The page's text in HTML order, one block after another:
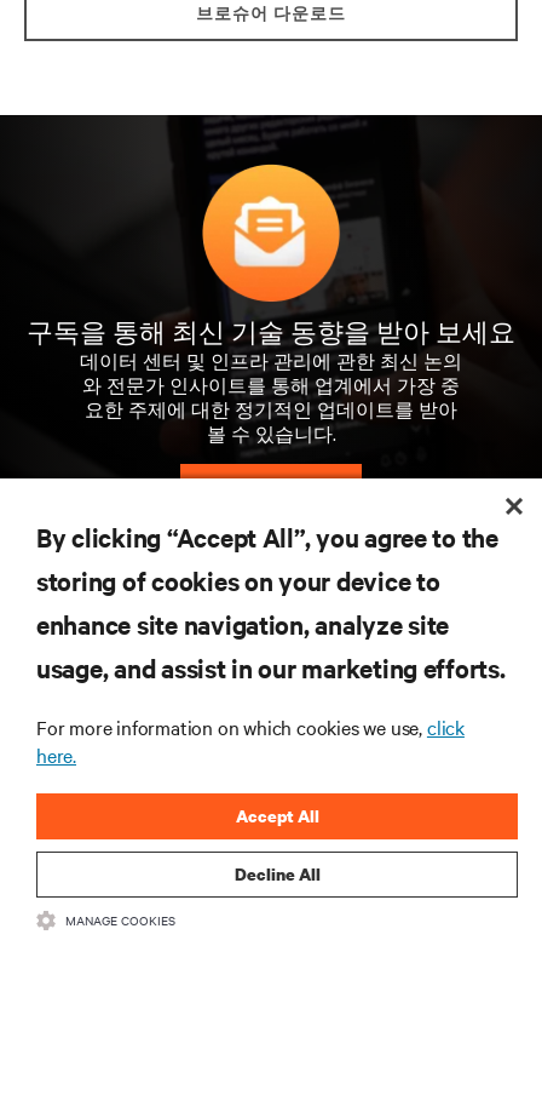
브로슈어 다운로드
구독을 통해 최신 기술 동향을 받아 보세요
데이터 센터 및 인프라 관리에 관한 최신 논의
와 전문가 인사이트를 통해 업계에서 가장 중
요한 주제에 대한 정기적인 업데이트를 받아
볼 수 있습니다.
자료
지원
기업
By clicking “Accept All”, you agree to the
storing of cookies on your device to
enhance site navigation, analyze site
usage, and assist in our marketing efforts.
For more information on which cookies we use,click
here.
Decline All
Accept All
MANAGE COOKIES